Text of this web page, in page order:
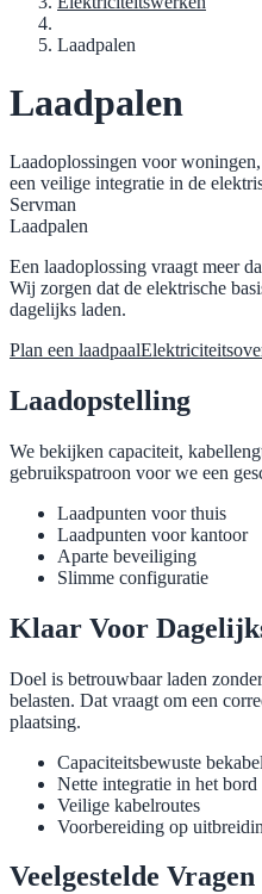
Laadpalen
Laadpalen
Laadoplossingen voor
een veilige integratie in de
Servman
Laadpalen
Een laadoplossing vraagt meer
Wij zorgen dat de elektrische
dagelijks laden.
Plan een laadpaal
Laadopstelling
We bekijken capaciteit,
gebruikspatroon voor we een
Laadpunten voor thuis
Laadpunten voor kantoor
Aparte beveiliging
Slimme configuratie
Klaar Voor
Doel is betrouwbaar laden
belasten. Dat vraagt om een
plaatsing.
Capaciteitsbewuste
Nette integratie in het bord
Veilige kabelroutes
Voorbereiding op
Veelgestelde Vragen